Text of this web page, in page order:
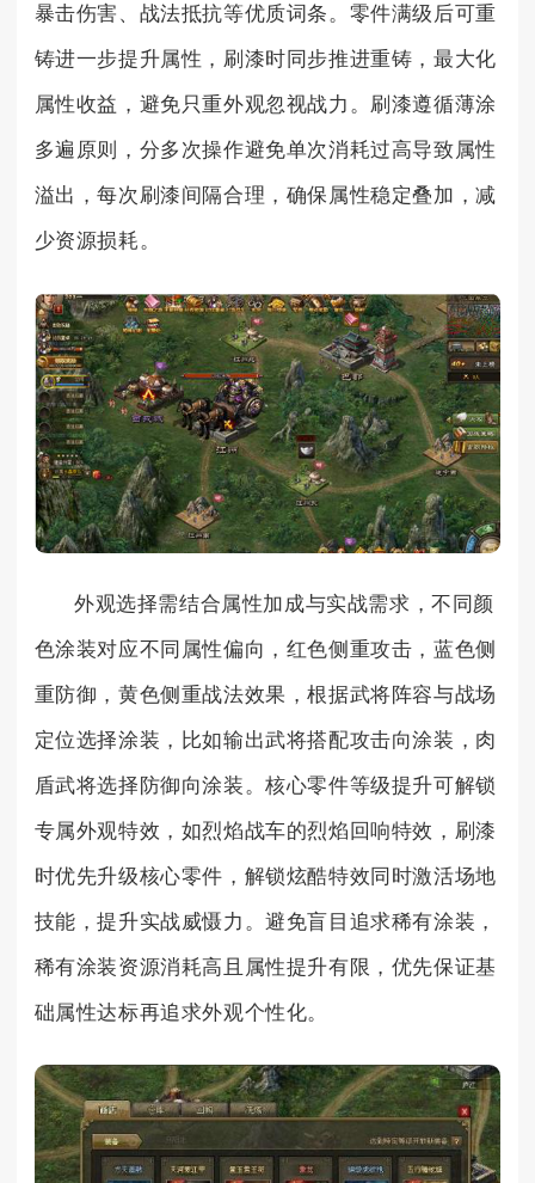
暴击伤害、战法抵抗等优质词条。零件满级后可重
铸进一步提升属性，刷漆时同步推进重铸，最大化
属性收益，避免只重外观忽视战力。刷漆遵循薄涂
多遍原则，分多次操作避免单次消耗过高导致属性
溢出，每次刷漆间隔合理，确保属性稳定叠加，减
少资源损耗。
外观选择需结合属性加成与实战需求，不同颜
色涂装对应不同属性偏向，红色侧重攻击，蓝色侧
重防御，黄色侧重战法效果，根据武将阵容与战场
定位选择涂装，比如输出武将搭配攻击向涂装，肉
盾武将选择防御向涂装。核心零件等级提升可解锁
专属外观特效，如烈焰战车的烈焰回响特效，刷漆
时优先升级核心零件，解锁炫酷特效同时激活场地
技能，提升实战威慑力。避免盲目追求稀有涂装，
稀有涂装资源消耗高且属性提升有限，优先保证基
础属性达标再追求外观个性化。